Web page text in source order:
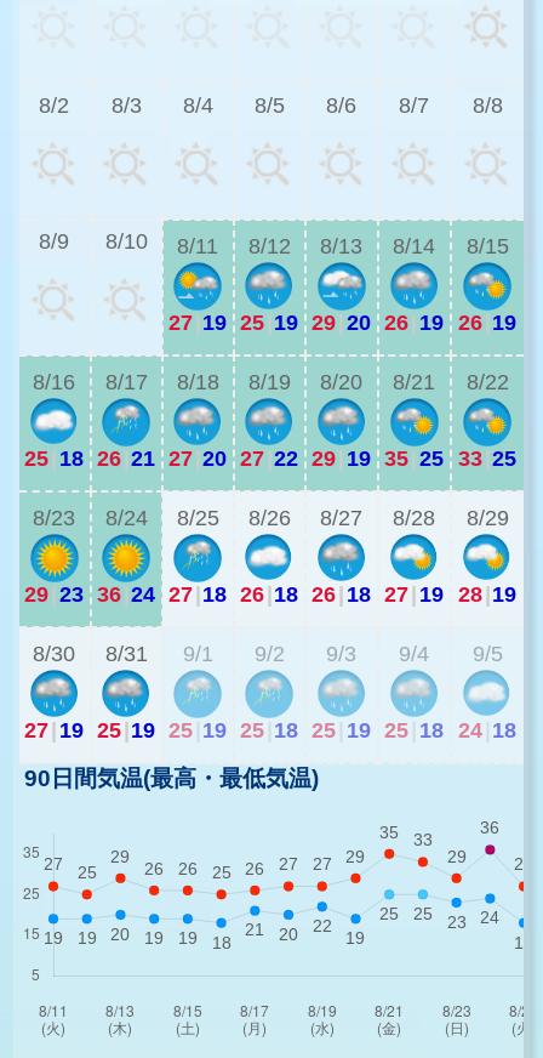
8/2 8/3 8/4 8/5 8/6 8/7 8/8
8/9 8/10 8/11
27 19
8/12
25 19
8/13
29 20
8/14
26 19
8/15
26 19
8/16
25 18
8/17
26 21
8/18
27 20
8/19
27 22
8/20
29 19
8/21
35 25
8/22
33 25
8/23
29 23
8/24
36 24
8/25
27 18
8/26
26 18
8/27
26 18
8/28
27 19
8/29
28 19
8/30
27 19
8/31
25 19
9/1
25 19
9/2
25 18
9/3
25 19
9/4
25 18
9/5
24 18
90日間気温(最高・最低気温)